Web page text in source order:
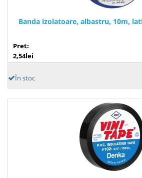
Banda izolatoare, albastru, 10m,
Pret:
2,54lei
În stoc